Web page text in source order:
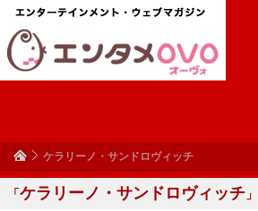
ケラリーノ・サンドロヴィッチ
「ケラリーノ・サンドロヴィッチ